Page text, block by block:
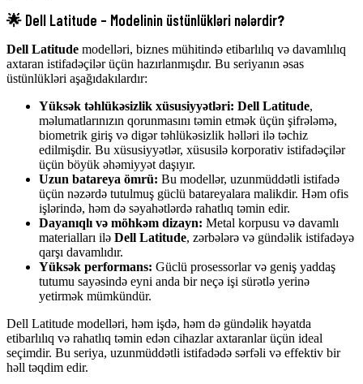
🌟 Dell Latitude – Modelinin üstünlükləri nələrdir?
Dell Latitude modelləri, biznes mühitində etibarlılıq və davamlılıq
axtaran istifadəçilər üçün hazırlanmışdır. Bu seriyanın əsas
üstünlükləri aşağıdakılardır:
Yüksək təhlükəsizlik xüsusiyyətləri: Dell Latitude,
məlumatlarınızın qorunmasını təmin etmək üçün şifrələmə,
biometrik giriş və digər təhlükəsizlik həlləri ilə təchiz
edilmişdir. Bu xüsusiyyətlər, xüsusilə korporativ istifadəçilər
üçün böyük əhəmiyyət daşıyır.
Uzun batareya ömrü: Bu modellər, uzunmüddətli istifadə
üçün nəzərdə tutulmuş güclü batareyalara malikdir. Həm ofis
işlərində, həm də səyahətlərdə rahatlıq təmin edir.
Dayanıqlı və möhkəm dizayn: Metal korpusu və davamlı
materialları ilə Dell Latitude, zərbələrə və gündəlik istifadəyə
qarşı davamlıdır.
Yüksək performans: Güclü prosessorlar və geniş yaddaş
tutumu sayəsində eyni anda bir neçə işi sürətlə yerinə
yetirmək mümkündür.
Dell Latitude modelləri, həm işdə, həm də gündəlik həyatda
etibarlılıq və rahatlıq təmin edən cihazlar axtaranlar üçün ideal
seçimdir. Bu seriya, uzunmüddətli istifadədə sərfəli və effektiv bir
həll təqdim edir.